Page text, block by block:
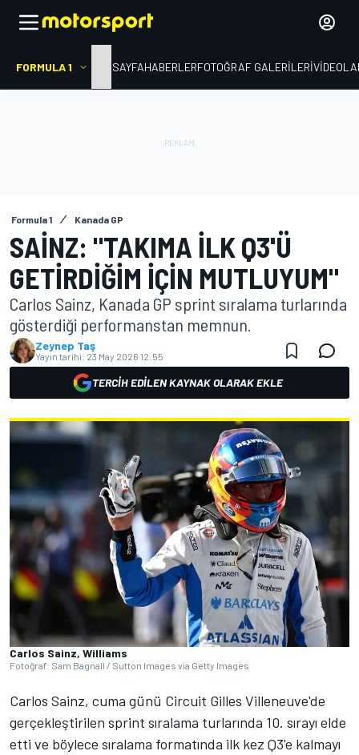
FORMULA 1 ANA SAYFAHABERLERFOTOĞRAF GALERILERI
Formula 1 Kanada GP
SAINZ: "TAKIMA ILK Q3'Ü
GETIRDIĞIM IÇIN MUTLUYUM"
Carlos Sainz, Kanada GP sprint sıralama turlarında
gösterdiği performanstan memnun.
Zeynep Taş
Yayın tarihi: 23 May 2026 12:55
TERCIH EDILEN KAYNAK OLARAK EKLE
Carlos Sainz, Williams
Fotoğraf: Sam Bagnall / Sutton Images via Getty Images
Carlos Sainz, cuma günü Circuit Gilles Villeneuve'de
gerçekleştirilen sprint sıralama turlarında 10. sırayı elde
etti ve böylece sıralama formatında ilk kez Q3'e kalmayı